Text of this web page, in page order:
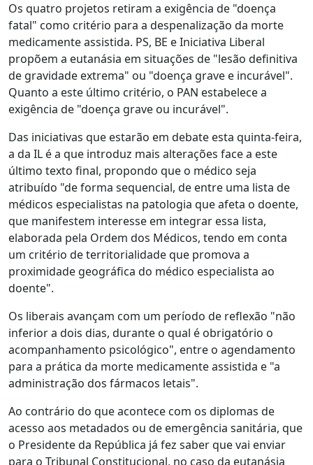
Os quatro projetos retiram a exigência de "doença
fatal" como critério para a despenalização da morte
medicamente assistida. PS, BE e Iniciativa Liberal
propõem a eutanásia em situações de "lesão definitiva
de gravidade extrema" ou "doença grave e incurável".
Quanto a este último critério, o PAN estabelece a
exigência de "doença grave ou incurável".
Das iniciativas que estarão em debate esta quinta-feira,
a da IL é a que introduz mais alterações face a este
último texto final, propondo que o médico seja
atribuído "de forma sequencial, de entre uma lista de
médicos especialistas na patologia que afeta o doente,
que manifestem interesse em integrar essa lista,
elaborada pela Ordem dos Médicos, tendo em conta
um critério de territorialidade que promova a
proximidade geográfica do médico especialista ao
doente".
Os liberais avançam com um período de reflexão "não
inferior a dois dias, durante o qual é obrigatório o
acompanhamento psicológico", entre o agendamento
para a prática da morte medicamente assistida e "a
administração dos fármacos letais".
Ao contrário do que acontece com os diplomas de
acesso aos metadados ou de emergência sanitária, que
o Presidente da República já fez saber que vai enviar
para o Tribunal Constitucional, no caso da eutanásia